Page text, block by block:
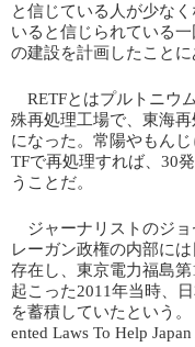
と信じている人が少な
いると信じられている一
の建設を計画したことに
RETFとはプルトニウ
殊再処理工場で、東海
になった。常陽やもん
TFで再処理すれば、30
うことだ。
ジャーナリストのジョ
レーガン政権の内部に
存在し、東京電力福島
起こった2011年当時、
を蓄積していたという。
ented Laws To Help